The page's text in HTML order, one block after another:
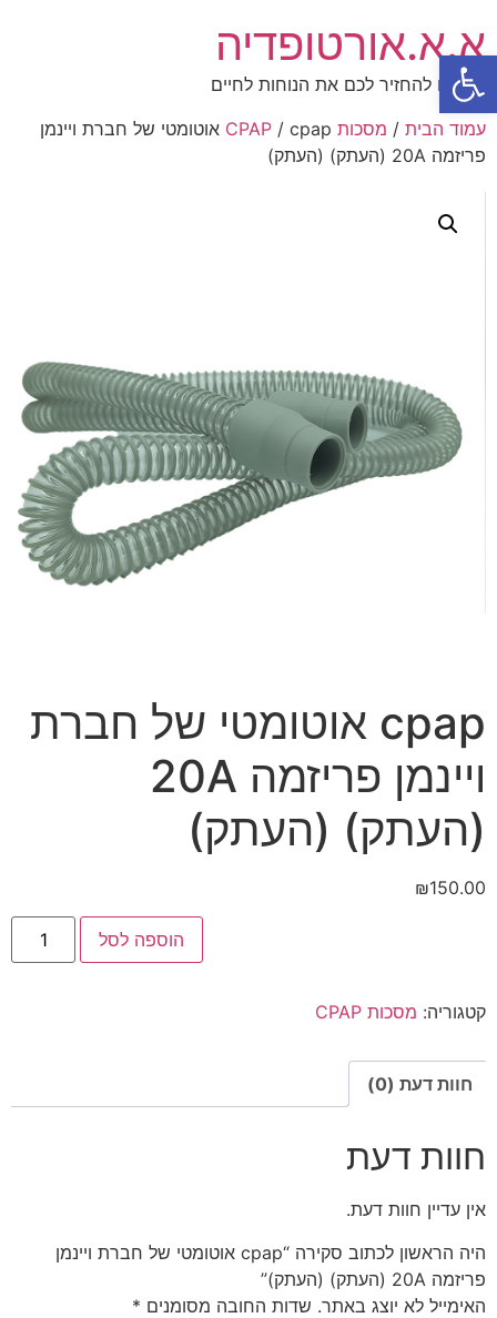
א.א.אורטופדיה
תנו לנו להחזיר לכם את הנוחות לחיים
עמוד הבית / מסכות CPAP
/ cpap אוטומטי של חברת ויינמן
פריזמה 20A (העתק) (העתק)
cpap אוטומטי של חברת
ויינמן פריזמה 20A
(העתק) (העתק)
₪150.00
הוספה לסל
קטגוריה: מסכות CPAP
חוות דעת (0)
חוות דעת
אין עדיין חוות דעת.
היה הראשון לכתוב סקירה “cpap אוטומטי של חברת ויינמן
פריזמה 20A (העתק) (העתק)”
האימייל לא יוצג באתר. שדות החובה מסומנים *
פתח סרגל נגישות